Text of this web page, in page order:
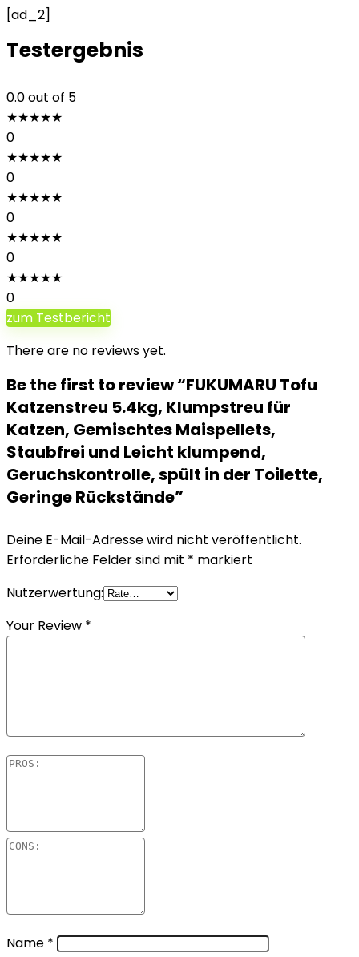
[ad_2]
Testergebnis
0.0out of 5
★★★★★
0
★★★★★
0
★★★★★
0
★★★★★
0
★★★★★
0
zum Testbericht
There are no reviews yet.
Be the first to review “FUKUMARU Tofu
Katzenstreu 5.4kg, Klumpstreu für
Katzen, Gemischtes Maispellets,
Staubfrei und Leicht klumpend,
Geruchskontrolle, spült in der Toilette,
Geringe Rückstände”
Deine E-Mail-Adresse wird nicht veröffentlicht.
Erforderliche Felder sind mit * markiert
Nutzerwertung:
Your Review *
Name *